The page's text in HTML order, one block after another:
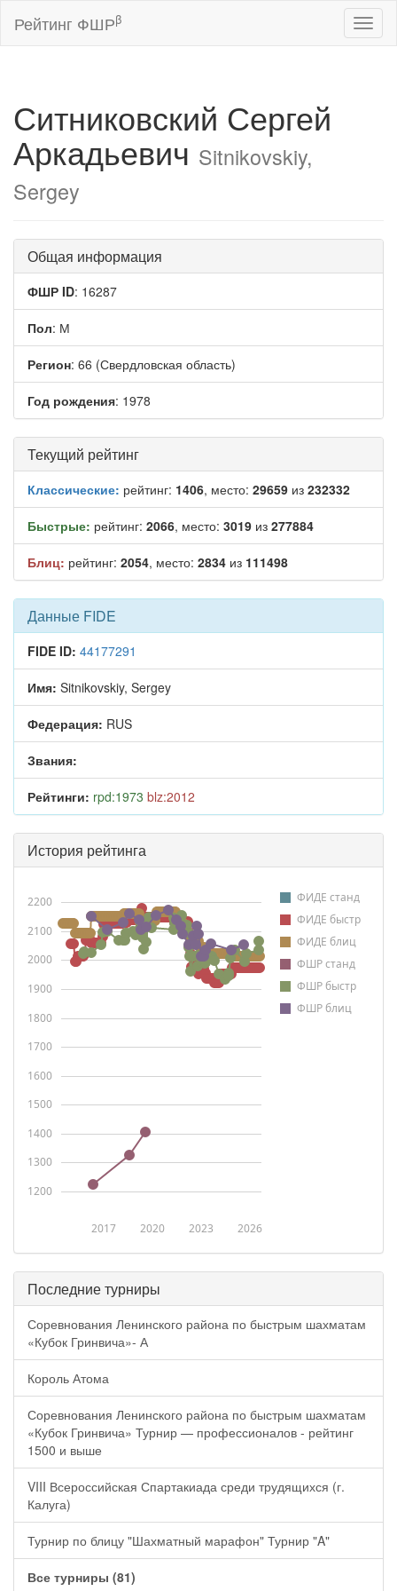
Рейтинг ФШРβ
Ситниковский Сергей
Аркадьевич Sitnikovskiy,
Sergey
Общая информация
ФШР ID: 16287
Пол: М
Регион: 66 (Свердловская область)
Год рождения: 1978
Текущий рейтинг
Классические: рейтинг: 1406, место: 29659 из 232332
Быстрые: рейтинг: 2066, место: 3019 из 277884
Блиц: рейтинг: 2054, место: 2834 из 111498
Данные FIDE
FIDE ID: 44177291
Имя: Sitnikovskiy, Sergey
Федерация: RUS
Звания:
Рейтинги: rpd:1973 blz:2012
История рейтинга
ФИДЕ станд
ФИДЕ быстр
ФИДЕ блиц
ФШР станд
ФШР быстр
ФШР блиц
2017 2020 2023 2026
1200
1300
1400
1500
1600
1700
1800
1900
2000
2100
2200
Последние турниры
Соревнования Ленинского района по быстрым шахматам
«Кубок Гринвича»- А
Король Атома
Соревнования Ленинского района по быстрым шахматам
«Кубок Гринвича» Турнир — профессионалов - рейтинг
1500 и выше
VIII Всероссийская Спартакиада среди трудящихся (г.
Калуга)
Турнир по блицу "Шахматный марафон" Турнир "A"
Все турниры (81)